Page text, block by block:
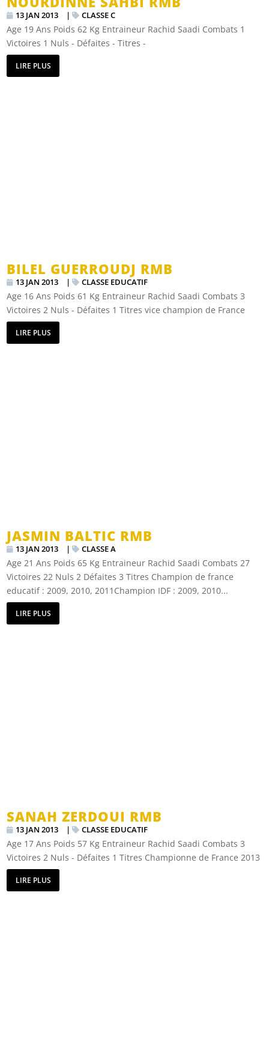
13 JAN 2013 | CLASSE C
Age 19 Ans Poids 62 Kg Entraineur Rachid Saadi Combats 1
Victoires 1 Nuls - Défaites - Titres -
LIRE PLUS
BILEL GUERROUDJ RMB
13 JAN 2013 | CLASSE EDUCATIF
Age 16 Ans Poids 61 Kg Entraineur Rachid Saadi Combats 3
Victoires 2 Nuls - Défaites 1 Titres vice champion de France
LIRE PLUS
JASMIN BALTIC RMB
13 JAN 2013 | CLASSE A
Age 21 Ans Poids 65 Kg Entraineur Rachid Saadi Combats 27
Victoires 22 Nuls 2 Défaites 3 Titres Champion de france
educatif : 2009, 2010, 2011Champion IDF : 2009, 2010...
LIRE PLUS
SANAH ZERDOUI RMB
13 JAN 2013 | CLASSE EDUCATIF
Age 17 Ans Poids 57 Kg Entraineur Rachid Saadi Combats 3
Victoires 2 Nuls - Défaites 1 Titres Championne de France 2013
LIRE PLUS